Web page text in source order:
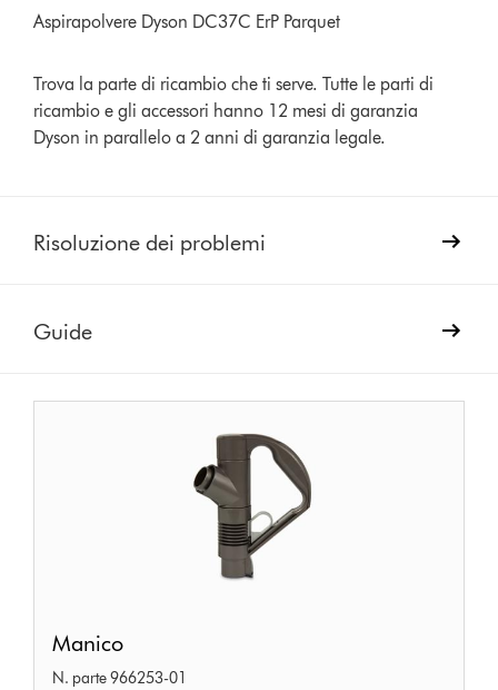
Aspirapolvere Dyson DC37C ErP Parquet
Trova la parte di ricambio che ti serve. Tutte le parti di
ricambio e gli accessori hanno 12 mesi di garanzia
Dyson in parallelo a 2 anni di garanzia legale.
Risoluzione dei problemi
Guide
Manico
N. parte 966253-01